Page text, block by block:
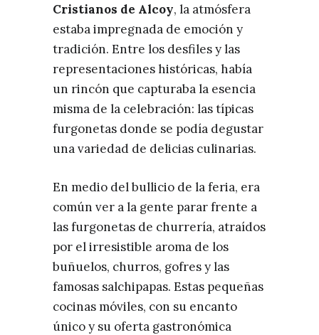
Cristianos de Alcoy, la atmósfera
estaba impregnada de emoción y
tradición. Entre los desfiles y las
representaciones históricas, había
un rincón que capturaba la esencia
misma de la celebración: las típicas
furgonetas donde se podía degustar
una variedad de delicias culinarias.
En medio del bullicio de la feria, era
común ver a la gente parar frente a
las furgonetas de churrería, atraídos
por el irresistible aroma de los
buñuelos, churros, gofres y las
famosas salchipapas. Estas pequeñas
cocinas móviles, con su encanto
único y su oferta gastronómica